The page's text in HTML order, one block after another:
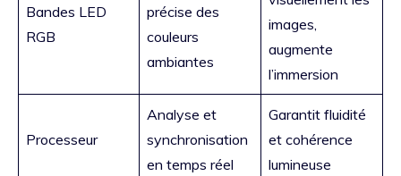
Bandes LED
RGB
précise des
couleurs
ambiantes
images,
augmente
l’immersion
Processeur
Analyse et
synchronisation
en temps réel
Garantit fluidité
et cohérence
lumineuse